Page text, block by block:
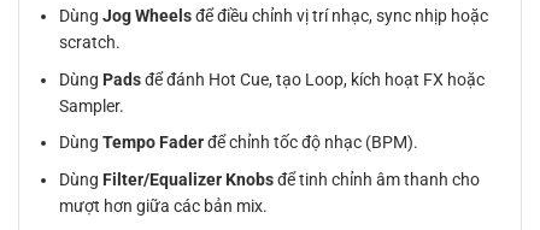
DùngJog Wheelsđể điều chỉnh vị trí nhạc, sync nhịp hoặc
scratch.
Dùng Padsđể đánh Hot Cue, tạo Loop, kích hoạt FX hoặc
Sampler.
DùngTempo Faderđể chỉnh tốc độ nhạc (BPM).
Dùng Filter/Equalizer Knobsđể tinh chỉnh âm thanh cho
mượt hơn giữa các bản mix.